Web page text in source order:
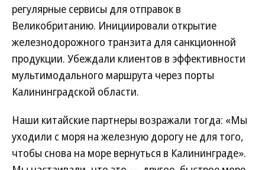
регулярные сервисы для отправок в
Великобританию. Инициировали открытие
железнодорожного транзита для санкционной
продукции. Убеждали клиентов в эффективности
мультимодального маршрута через порты
Калининградской области.
Наши китайские партнеры возражали тогда: «Мы
уходили с моря на железную дорогу не для того,
чтобы снова на море вернуться в Калининграде».